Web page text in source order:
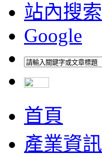
站內搜索
Google
首頁
產業資訊